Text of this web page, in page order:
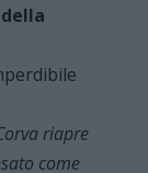
riapre
come